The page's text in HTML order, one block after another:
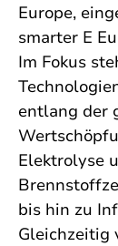
Europe,
smarter E
Im Fokus
entlang der
Elektrolyse
bis hin zu
Gleichzeitig